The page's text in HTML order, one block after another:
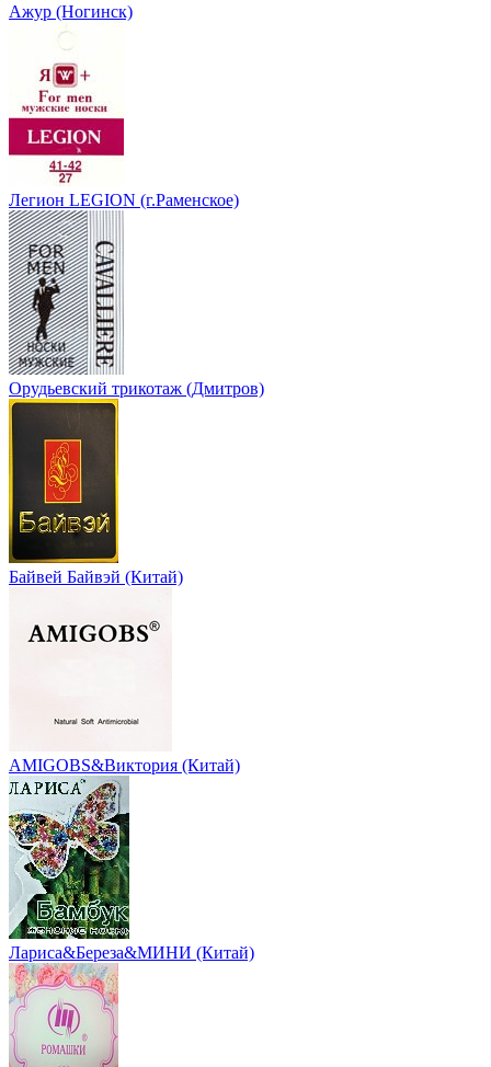
Ажур (Ногинск)
Легион LEGION (г.Раменское)
Орудьевский трикотаж (Дмитров)
Байвей Байвэй (Китай)
AMIGOBS&Виктория (Китай)
Лариса&Береза&МИНИ (Китай)